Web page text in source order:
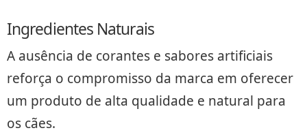
Ingredientes Naturais
A ausência de corantes e sabores artificiais
reforça o compromisso da marca em oferecer
um produto de alta qualidade e natural para
os cães.